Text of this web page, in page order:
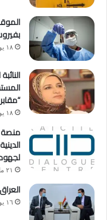
١٨ يونيو، ٢٠٢٠
١٨ يونيو، ٢٠٢٠
منصة
٢١ مارس، ٢٠٢٠
١٦ يونيو، ٢٠٢٠